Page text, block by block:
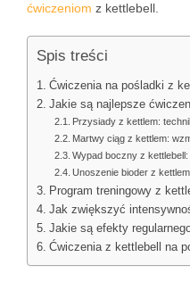
ćwiczeniom z kettlebell.
Spis treści
Ćwiczenia na pośladki z
Jakie są najlepsze
Przysiady z kettlem:
Martwy ciąg z kettlem:
Wypad boczny z
Unoszenie bioder z
Program treningowy z
Jak zwiększyć
Jakie są efekty
Ćwiczenia z kettlebell na